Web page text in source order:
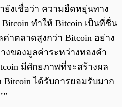
ยังเชื่อว่า ความยืดหยุ่นทาง
ทำให้ Bitcoin เป็นที่ชื่น
าตลาดสูงกว่า Bitcoin อย่าง
งของมูลค่าระหว่างทองคำ
มีศักยภาพที่จะสร้างผล
ได้รับการยอมรับมาก